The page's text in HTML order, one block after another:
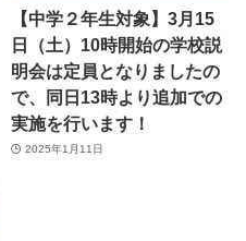
【中学２年生対象】3月15
日（土）10時開始の学校説
明会は定員となりましたの
で、同日13時より追加での
実施を行います！
2025年1月11日